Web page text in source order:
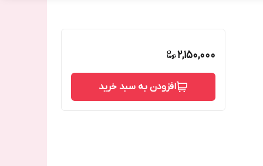
2,150,000
افزودن به سبد خرید